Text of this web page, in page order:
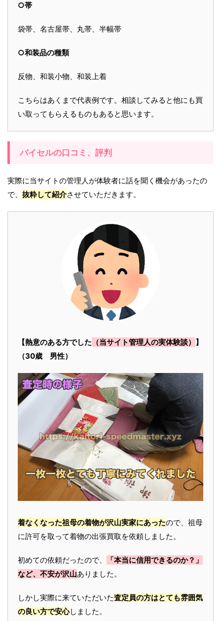
○帯
袋帯、名古屋帯、丸帯、半幅帯
○和装品の種類
反物、和装小物、和装上着
こちらはあくまで代表例です。相談してみると他にも買
い取ってもらえるものもあると思います。
バイセルの口コミ、評判
実際に当サイトの管理人が体験者に話を聞く機会があったの
で、 抜粋して紹介させていただきます。
【熱意のある方でした （当サイト管理人の実体験談） 】
（30歳 男性）
着なくなった祖母の着物が沢山実家にあったので、祖母
に許可を取って着物の出張買取を依頼しました。
初めての依頼だったので、
「本当に信用できるのか？」
など、不安が沢山ありました。
しかし実際に来ていただいた査定員の方はとても雰囲気
の良い方で安心しました。